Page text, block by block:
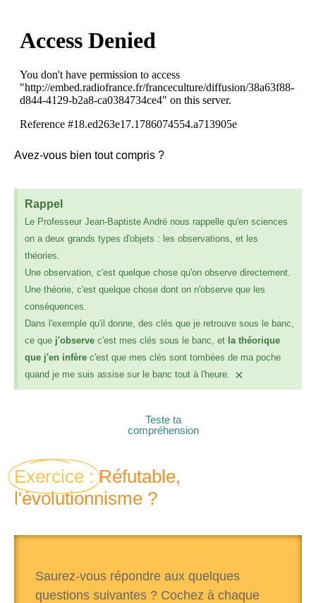
Avez-vous bien tout compris ?
Rappel
Le Professeur Jean-Baptiste André nous rappelle qu'en sciences
on a deux grands types d'objets : les observations, et les
théories.
Une observation, c'est quelque chose qu'on observe directement.
Une théorie, c'est quelque chose dont on n'observe que les
conséquences.
Dans l'exemple qu'il donne, des clés que je retrouve sous le banc,
ce que j'observe c'est mes clés sous le banc, et la théorique
que j'en infère c'est que mes clés sont tombées de ma poche
quand je me suis assise sur le banc tout à l'heure.
×
Teste ta
compréhension
Exercice : Réfutable,
l'évolutionnisme ?
Saurez-vous répondre aux quelques
questions suivantes ? Cochez à chaque